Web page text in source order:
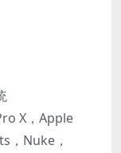
X，Apple
，Nuke，